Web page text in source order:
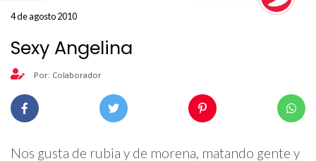
4 de agosto 2010
Sexy Angelina
Por: Colaborador
Nos gusta de rubia y de morena, matando gente y